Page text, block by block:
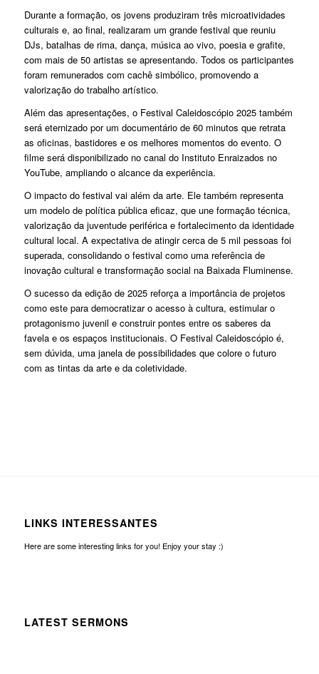
Durante a formação, os jovens produziram três microatividades
culturais e, ao final, realizaram um grande festival que reuniu
DJs, batalhas de rima, dança, música ao vivo, poesia e grafite,
com mais de 50 artistas se apresentando. Todos os participantes
foram remunerados com cachê simbólico, promovendo a
valorização do trabalho artístico.
Além das apresentações, o Festival Caleidoscópio 2025 também
será eternizado por um documentário de 60 minutos que retrata
as oficinas, bastidores e os melhores momentos do evento. O
filme será disponibilizado no canal do Instituto Enraizados no
YouTube, ampliando o alcance da experiência.
O impacto do festival vai além da arte. Ele também representa
um modelo de política pública eficaz, que une formação técnica,
valorização da juventude periférica e fortalecimento da identidade
cultural local. A expectativa de atingir cerca de 5 mil pessoas foi
superada, consolidando o festival como uma referência de
inovação cultural e transformação social na Baixada Fluminense.
O sucesso da edição de 2025 reforça a importância de projetos
como este para democratizar o acesso à cultura, estimular o
protagonismo juvenil e construir pontes entre os saberes da
favela e os espaços institucionais. O Festival Caleidoscópio é,
sem dúvida, uma janela de possibilidades que colore o futuro
com as tintas da arte e da coletividade.
LINKS INTERESSANTES
Here are some interesting links for you! Enjoy your stay :)
LATEST SERMONS